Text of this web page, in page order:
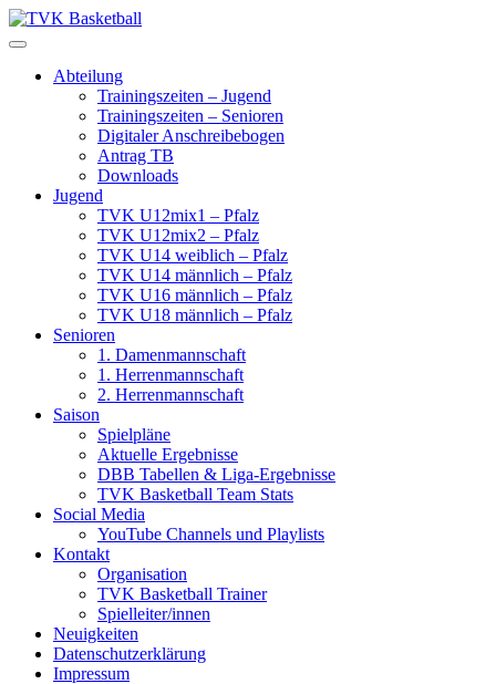
Skip
to
Abteilung
Trainingszeiten – Jugend
Trainingszeiten – Senioren
Digitaler Anschreibebogen
Antrag TB
Downloads
Jugend
TVK U12mix1 – Pfalz
TVK U12mix2 – Pfalz
TVK U14 weiblich – Pfalz
TVK U14 männlich – Pfalz
TVK U16 männlich – Pfalz
TVK U18 männlich – Pfalz
Senioren
1. Damenmannschaft
1. Herrenmannschaft
2. Herrenmannschaft
Saison
Spielpläne
Aktuelle Ergebnisse
DBB Tabellen & Liga-Ergebnisse
TVK Basketball Team Stats
Social Media
YouTube Channels und Playlists
Kontakt
Organisation
TVK Basketball Trainer
Spielleiter/innen
Neuigkeiten
Datenschutzerklärung
Impressum